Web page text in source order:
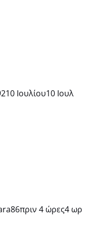
10 Ιουλίου10 Ιουλ
πριν 4 ώρες4 ωρ
40 και προσπαθούμε;;